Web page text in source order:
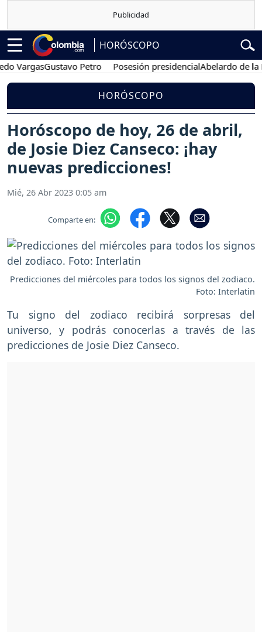
HORÓSCOPO
Gustavo Petro Posesión presidencialAbelardo de la
HORÓSCOPO
Horóscopo de hoy, 26 de abril,
de Josie Diez Canseco: ¡hay
nuevas predicciones!
Mié, 26 Abr 2023 0:05 am
Comparte en:
Predicciones del miércoles para todos los signos del zodiaco.
Foto: Interlatin
Tu signo del zodiaco recibirá sorpresas del
universo, y podrás conocerlas a través de las
predicciones de Josie Diez Canseco.